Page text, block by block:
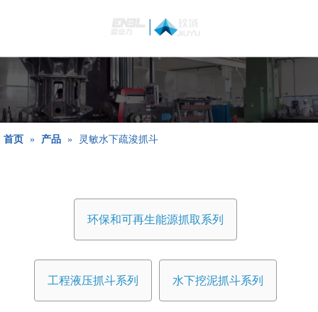
indonesia
日本語
Pусский
首页 » 产品 » 灵敏水下疏浚抓斗
环保和可再生能源抓取系列
工程液压抓斗系列 水下挖泥抓斗系列